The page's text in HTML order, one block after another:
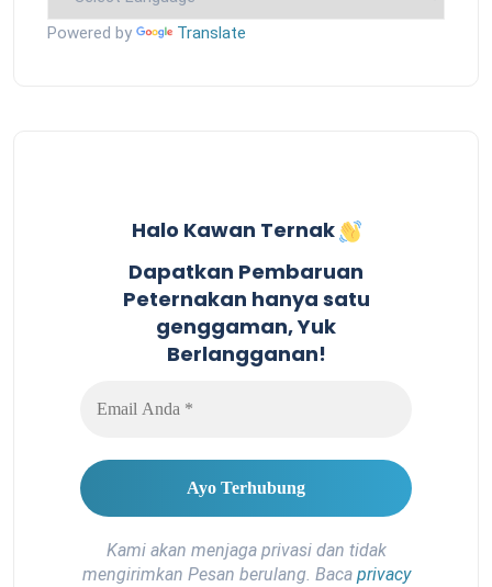
Powered by Translate
Halo Kawan Ternak
Dapatkan Pembaruan
Peternakan hanya satu
genggaman, Yuk
Berlangganan!
Kami akan menjaga privasi dan tidak
mengirimkan Pesan berulang. Baca privacy